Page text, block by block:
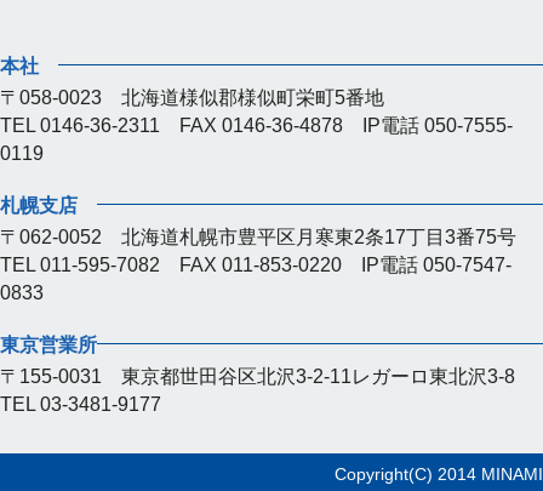
本社
〒058-0023 北海道様似郡様似町栄町5番地
TEL 0146-36-2311 FAX 0146-36-4878 IP電話 050-7555-
0119
札幌支店
〒062-0052 北海道札幌市豊平区月寒東2条17丁目3番75号
TEL 011-595-7082 FAX 011-853-0220 IP電話 050-7547-
0833
東京営業所
〒155-0031 東京都世田谷区北沢3-2-11レガーロ東北沢3-8
TEL 03-3481-9177
Copyright(C) 2014